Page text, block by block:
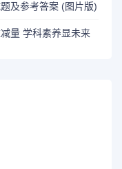
及参考答案 (图片版)
量 学科素养显未来